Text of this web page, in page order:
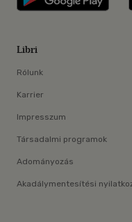
Libri
Rólunk
Karrier
Impresszum
Társadalmi programok
Adományozás
Akadálymentesítési